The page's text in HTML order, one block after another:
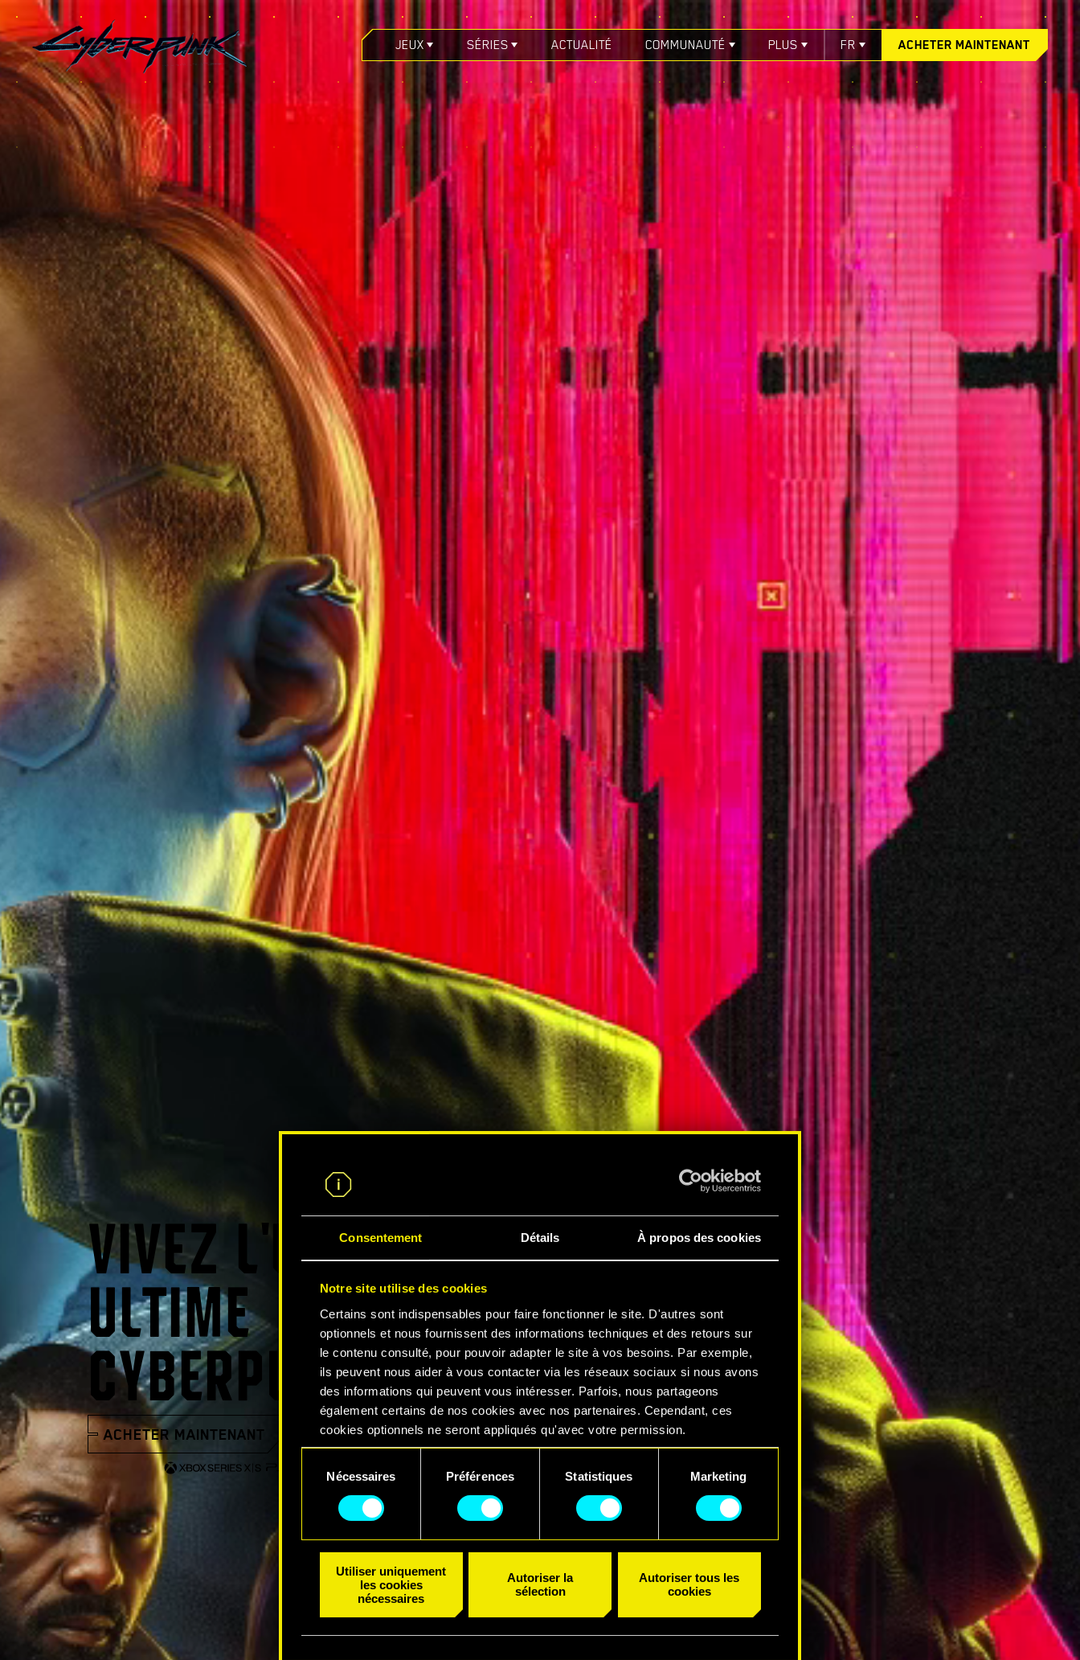
Consentement Détails À propos des cookies
Notre site utilise des cookies
Certains sont indispensables pour faire fonctionner le site. D'autres sont
optionnels et nous fournissent des informations techniques et des retours sur
le contenu consulté, pour pouvoir adapter le site à vos besoins. Par exemple,
ils peuvent nous aider à vous contacter via les réseaux sociaux si nous avons
des informations qui peuvent vous intéresser. Parfois, nous partageons
également certains de nos cookies avec nos partenaires. Cependant, ces
cookies optionnels ne seront appliqués qu'avec votre permission.
Vous pouvez consulter tous les détails sur notre utilisation des cookies et
modifier vos préférences dans le menu "Paramètres" ci-dessous.
consentement
Nécessaires Préférences Statistiques Marketing
Utiliser uniquement
les cookies
nécessaires
Autoriser la
sélection
Autoriser tous les
cookies
JEUX SÉRIES ACTUALITÉ COMMUNAUTÉ PLUS FR ACHETER MAINTENANT
VIVEZ L'EXPÉRIENCE
ULTIME
CYBERPUNK 2077
ACHETER MAINTENANT REGARDER LA BANDE-ANNONCE